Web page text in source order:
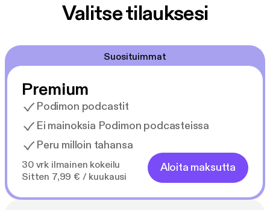
Valitse tilauksesi
Suosituimmat
Premium
Podimon podcastit
Ei mainoksia Podimon podcasteissa
Peru milloin tahansa
30 vrk ilmainen kokeilu
Sitten 7,99 € / kuukausi
Aloita maksutta